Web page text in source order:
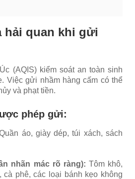
hải quan khi gửi
(AQIS) kiểm soát an toàn sinh
Việc gửi nhầm hàng cấm có thể
và phạt tiền.
phép gửi:
áo, giày dép, túi xách, sách
nhãn mác rõ ràng): Tôm khô,
cà phê, các loại bánh kẹo không